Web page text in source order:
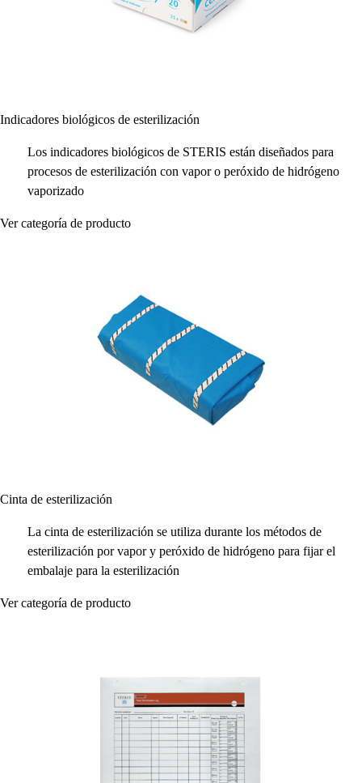
Indicadores biológicos de esterilización
Los indicadores biológicos de STERIS están diseñados para
procesos de esterilización con vapor o peróxido de hidrógeno
vaporizado
Ver categoría de producto
Cinta de esterilización
La cinta de esterilización se utiliza durante los métodos de
esterilización por vapor y peróxido de hidrógeno para fijar el
embalaje para la esterilización
Ver categoría de producto